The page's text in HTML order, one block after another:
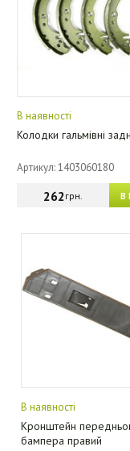
В наявності
Колодки гальмівні
Артикул: 1403060180
В
262грн.
В наявності
Кронштейн
бампера правий